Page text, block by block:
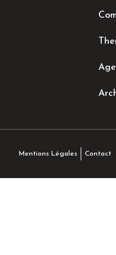
Mentions Légales Contact